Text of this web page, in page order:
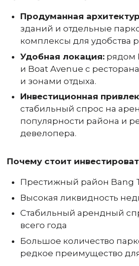
Продуманная
зданий и отдельные
комплексы для удобства
Удобная локация:рядом
и Boat Avenue с
и зонами отдыха.
Инвестиционная
стабильный спрос на
популярности района и
девелопера.
Почему стоит
Престижный район Bang
Высокая ликвидность
Стабильный арендный
всего года
Большое количество
редкое преимущество